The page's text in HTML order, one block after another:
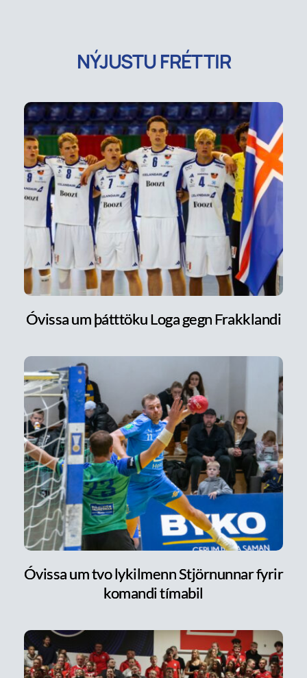
NÝJUSTU FRÉTTIR
Óvissa um þátttöku Loga gegn Frakklandi
Óvissa um tvo lykilmenn Stjörnunnar fyrir
komandi tímabil